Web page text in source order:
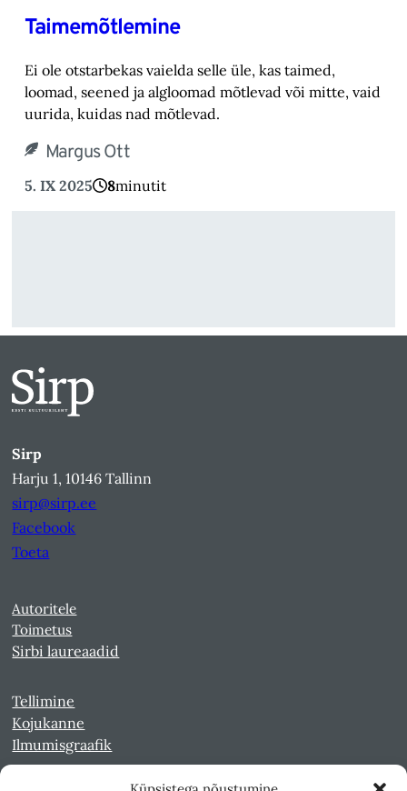
Taimemõtlemine
Ei ole otstarbekas vaielda selle üle, kas taimed,
loomad, seened ja algloomad mõtlevad või mitte, vaid
uurida, kuidas nad mõtlevad.
Margus Ott
5. IX 2025 8minutit
Sirp
Harju 1, 10146 Tallinn
sirp@sirp.ee
Facebook
Toeta
Autoritele
Toimetus
Sirbi laureaadid
Tellimine
Kojukanne
Ilmumisgraafik